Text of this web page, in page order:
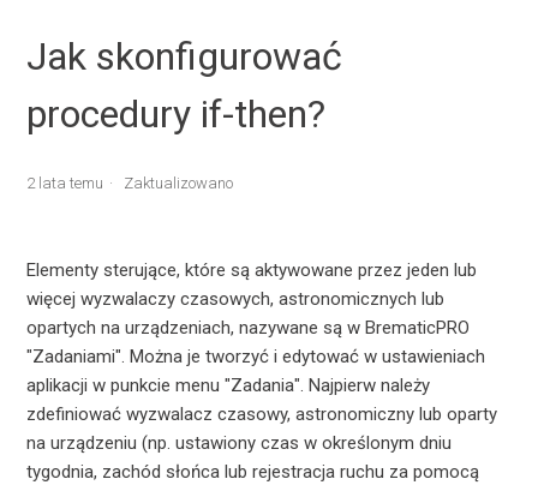
Jak skonfigurować
procedury if-then?
2 lata temu Zaktualizowano
Elementy sterujące, które są aktywowane przez jeden lub
więcej wyzwalaczy czasowych, astronomicznych lub
opartych na urządzeniach, nazywane są w BrematicPRO
"Zadaniami". Można je tworzyć i edytować w ustawieniach
aplikacji w punkcie menu "Zadania". Najpierw należy
zdefiniować wyzwalacz czasowy, astronomiczny lub oparty
na urządzeniu (np. ustawiony czas w określonym dniu
tygodnia, zachód słońca lub rejestracja ruchu za pomocą